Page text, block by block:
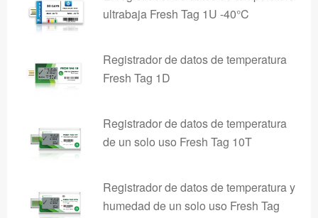
ultrabaja Fresh Tag 1U -40°C
Registrador de datos de temperatura
Fresh Tag 1D
Registrador de datos de temperatura
de un solo uso Fresh Tag 10T
Registrador de datos de temperatura y
humedad de un solo uso Fresh Tag